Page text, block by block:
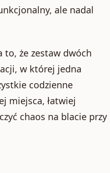
ale nadal
to, że zestaw dwóch
w której jedna
codzienne
miejsca, łatwiej
chaos na blacie przy